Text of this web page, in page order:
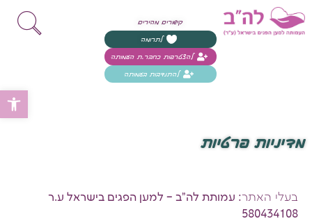
קישורים מהירים
לתרומה
להצטרפות כחבר.ת העמותה
להתנדבות בעמותה
מדיניות פרטיות
בעלי האתר: עמותת לה"ב – למען הפגים בישראל ע.ר
580434108